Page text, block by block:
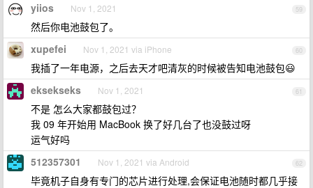
59
yiios Nov 1, 2021
然后你电池鼓包了。
60
xupefei Nov 1, 2021 via iPhone
我插了一年电源，之后去天才吧清灰的时候被告知电池鼓包😃
61
eksekseks Nov 1, 2021
不是 怎么大家都鼓包过？
我 09 年开始用 MacBook 换了好几台了也没鼓过呀
运气好吗
62
512357301 Nov 1, 2021 via Android
毕竟机子自身有专门的芯片进行处理,会保证电池随时都几乎接